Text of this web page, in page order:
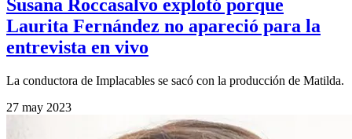
Susana Roccasalvo explotó porque
Laurita Fernández no apareció para la
entrevista en vivo
La conductora de Implacables se sacó con la producción de Matilda.
27 may 2023